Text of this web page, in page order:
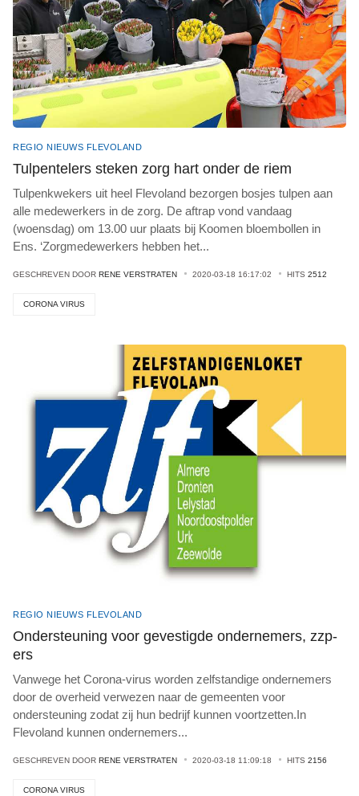
REGIO NIEUWS FLEVOLAND
Tulpentelers steken zorg hart onder de riem
Tulpenkwekers uit heel Flevoland bezorgen bosjes tulpen aan
alle medewerkers in de zorg. De aftrap vond vandaag
(woensdag) om 13.00 uur plaats bij Koomen bloembollen in
Ens. ‘Zorgmedewerkers hebben het...
GESCHREVEN DOOR RENE VERSTRATEN 2020-03-18 16:17:02 HITS 2512
CORONA VIRUS
REGIO NIEUWS FLEVOLAND
Ondersteuning voor gevestigde ondernemers, zzp-
ers
Vanwege het Corona-virus worden zelfstandige ondernemers
door de overheid verwezen naar de gemeenten voor
ondersteuning zodat zij hun bedrijf kunnen voortzetten.In
Flevoland kunnen ondernemers...
GESCHREVEN DOOR RENE VERSTRATEN 2020-03-18 11:09:18 HITS 2156
CORONA VIRUS